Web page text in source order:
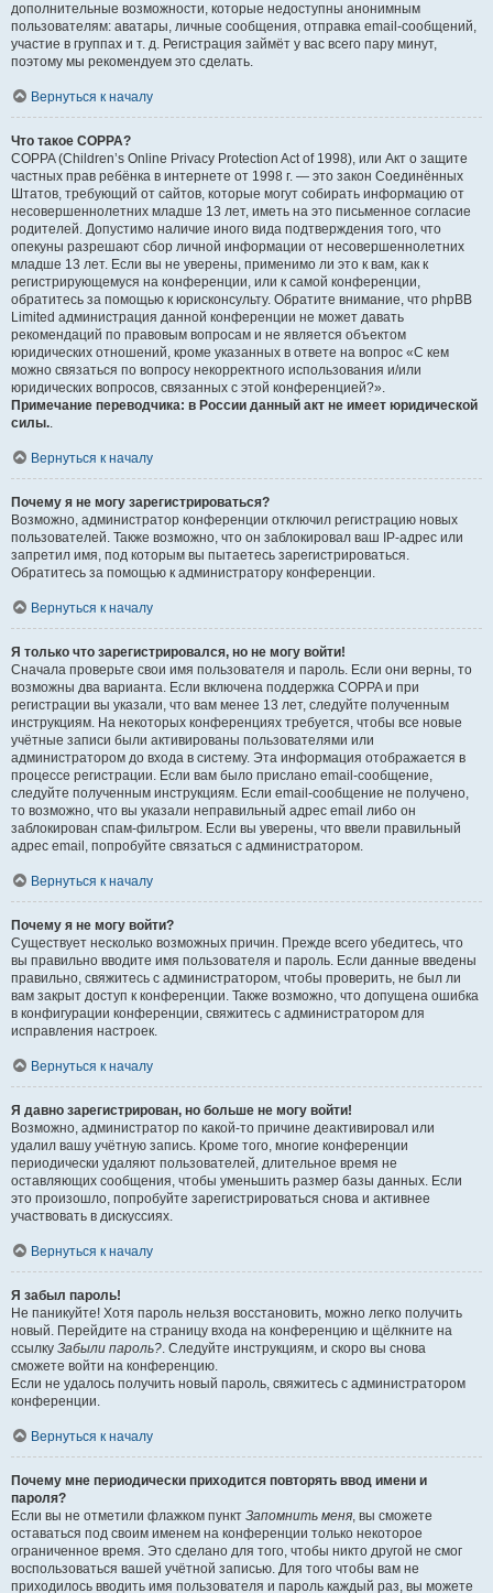
дополнительные возможности, которые недоступны анонимным
пользователям: аватары, личные сообщения, отправка email-сообщений,
участие в группах и т. д. Регистрация займёт у вас всего пару минут,
поэтому мы рекомендуем это сделать.
Вернуться к началу
Что такое COPPA?
COPPA (Children’s Online Privacy Protection Act of 1998), или Акт о защите
частных прав ребёнка в интернете от 1998 г. — это закон Соединённых
Штатов, требующий от сайтов, которые могут собирать информацию от
несовершеннолетних младше 13 лет, иметь на это письменное согласие
родителей. Допустимо наличие иного вида подтверждения того, что
опекуны разрешают сбор личной информации от несовершеннолетних
младше 13 лет. Если вы не уверены, применимо ли это к вам, как к
регистрирующемуся на конференции, или к самой конференции,
обратитесь за помощью к юрисконсульту. Обратите внимание, что phpBB
Limited администрация данной конференции не может давать
рекомендаций по правовым вопросам и не является объектом
юридических отношений, кроме указанных в ответе на вопрос «С кем
можно связаться по вопросу некорректного использования и/или
юридических вопросов, связанных с этой конференцией?».
Примечание переводчика: в России данный акт не имеет юридической
силы..
Вернуться к началу
Почему я не могу зарегистрироваться?
Возможно, администратор конференции отключил регистрацию новых
пользователей. Также возможно, что он заблокировал ваш IP-адрес или
запретил имя, под которым вы пытаетесь зарегистрироваться.
Обратитесь за помощью к администратору конференции.
Вернуться к началу
Я только что зарегистрировался, но не могу войти!
Сначала проверьте свои имя пользователя и пароль. Если они верны, то
возможны два варианта. Если включена поддержка COPPA и при
регистрации вы указали, что вам менее 13 лет, следуйте полученным
инструкциям. На некоторых конференциях требуется, чтобы все новые
учётные записи были активированы пользователями или
администратором до входа в систему. Эта информация отображается в
процессе регистрации. Если вам было прислано email-сообщение,
следуйте полученным инструкциям. Если email-сообщение не получено,
то возможно, что вы указали неправильный адрес email либо он
заблокирован спам-фильтром. Если вы уверены, что ввели правильный
адрес email, попробуйте связаться с администратором.
Вернуться к началу
Почему я не могу войти?
Существует несколько возможных причин. Прежде всего убедитесь, что
вы правильно вводите имя пользователя и пароль. Если данные введены
правильно, свяжитесь с администратором, чтобы проверить, не был ли
вам закрыт доступ к конференции. Также возможно, что допущена ошибка
в конфигурации конференции, свяжитесь с администратором для
исправления настроек.
Вернуться к началу
Я давно зарегистрирован, но больше не могу войти!
Возможно, администратор по какой-то причине деактивировал или
удалил вашу учётную запись. Кроме того, многие конференции
периодически удаляют пользователей, длительное время не
оставляющих сообщения, чтобы уменьшить размер базы данных. Если
это произошло, попробуйте зарегистрироваться снова и активнее
участвовать в дискуссиях.
Вернуться к началу
Я забыл пароль!
Не паникуйте! Хотя пароль нельзя восстановить, можно легко получить
новый. Перейдите на страницу входа на конференцию и щёлкните на
ссылку Забыли пароль?. Следуйте инструкциям, и скоро вы снова
сможете войти на конференцию.
Если не удалось получить новый пароль, свяжитесь с администратором
конференции.
Вернуться к началу
Почему мне периодически приходится повторять ввод имени и
пароля?
Если вы не отметили флажком пункт Запомнить меня, вы сможете
оставаться под своим именем на конференции только некоторое
ограниченное время. Это сделано для того, чтобы никто другой не смог
воспользоваться вашей учётной записью. Для того чтобы вам не
приходилось вводить имя пользователя и пароль каждый раз, вы можете